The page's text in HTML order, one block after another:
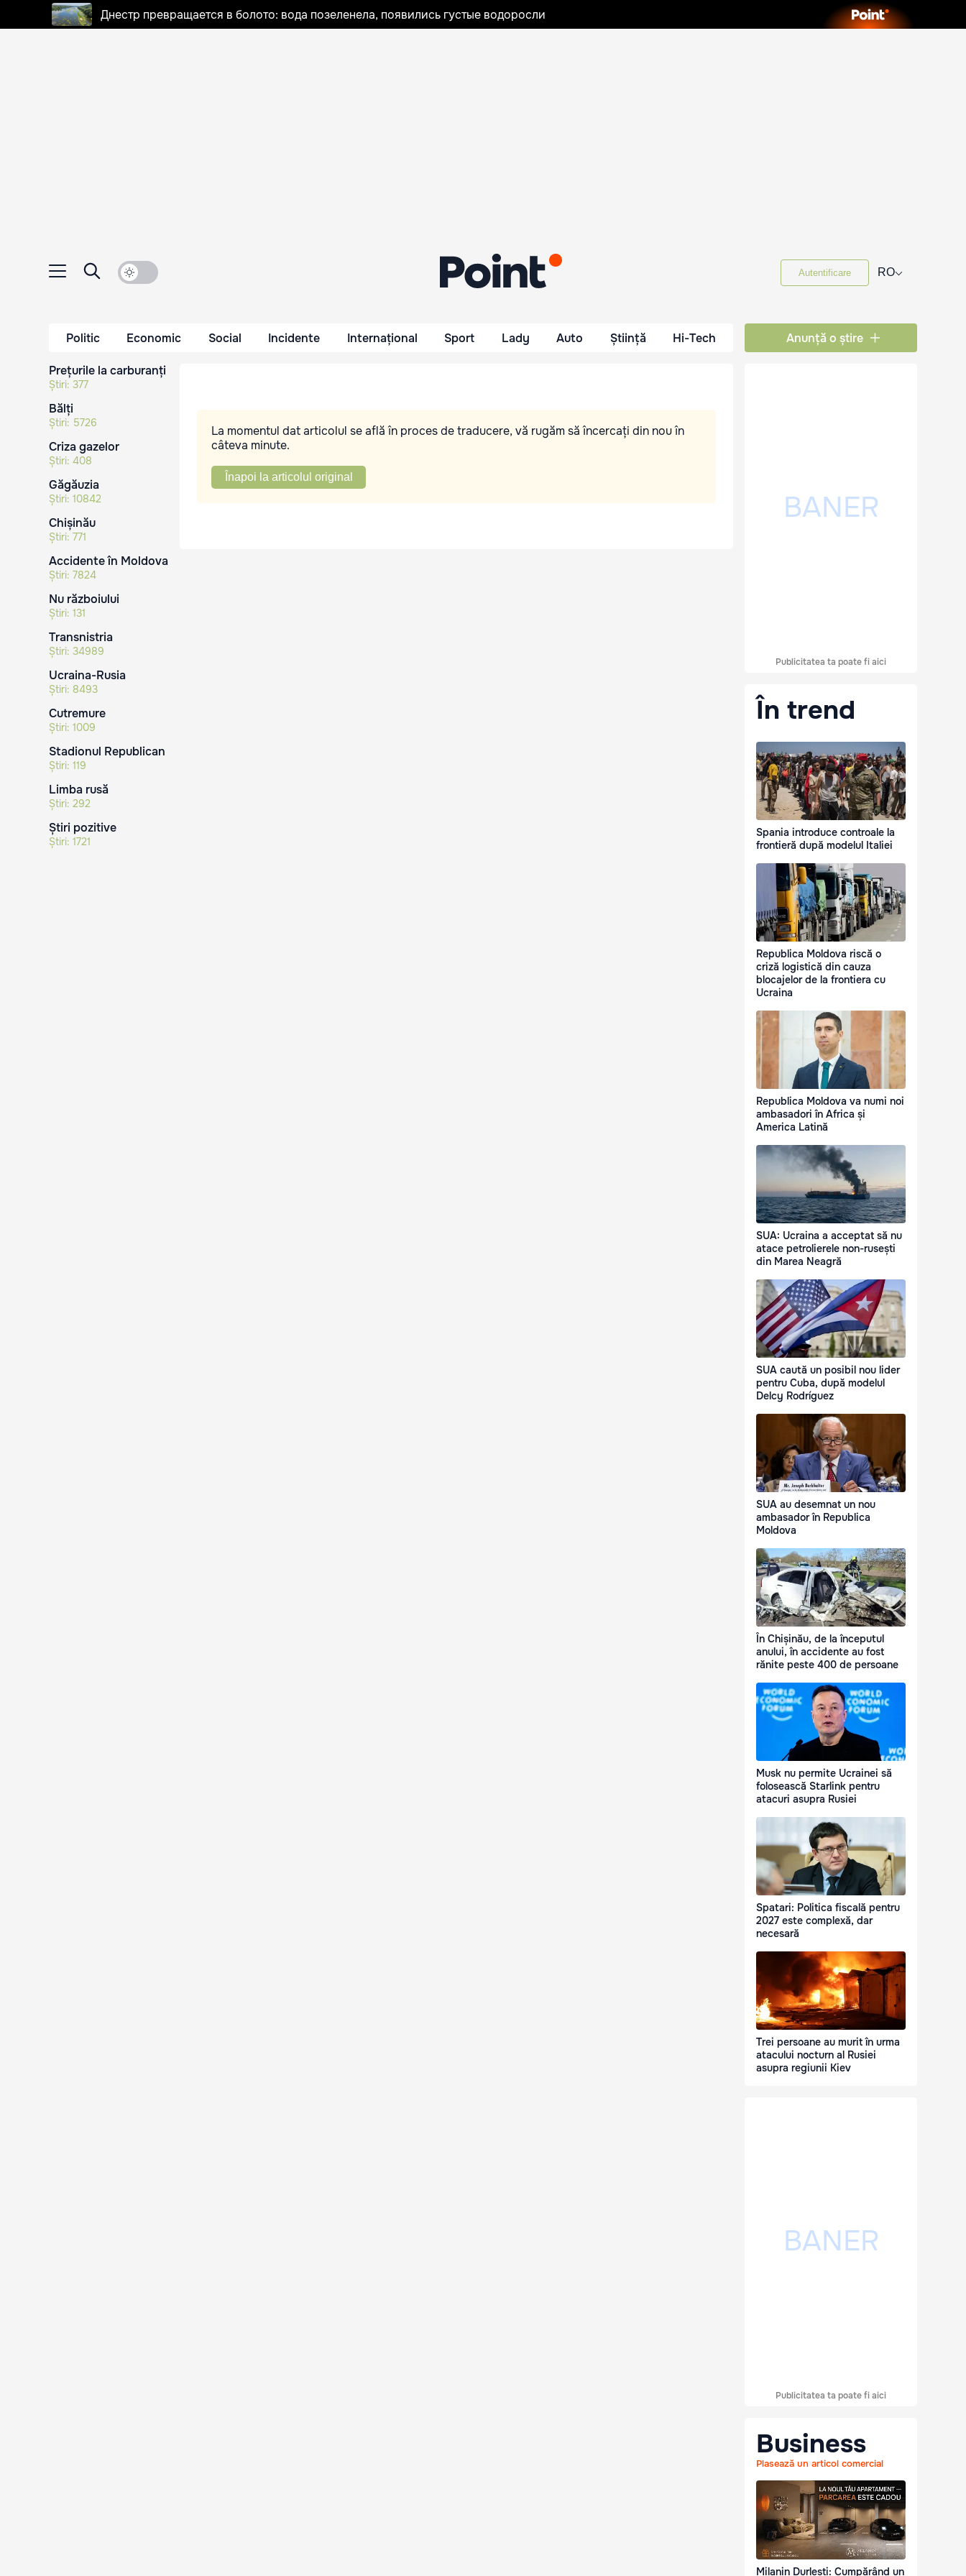
Днестр превращается в болото: вода позеленела, появились густые водоросли
Autentificare RO⌵
Politic Economic Social Incidente Internațional Sport Lady Auto Știință Hi-Tech Anunță o știre
Prețurile la carburanți
Știri: 377
Bălți
Știri: 5726
Criza gazelor
Știri: 408
Găgăuzia
Știri: 10842
Chișinău
Știri: 771
Accidente în Moldova
Știri: 7824
Nu războiului
Știri: 131
Transnistria
Știri: 34989
Ucraina-Rusia
Știri: 8493
Cutremure
Știri: 1009
Stadionul Republican
Știri: 119
Limba rusă
Știri: 292
Știri pozitive
Știri: 1721
La momentul dat articolul se află în proces de traducere, vă rugăm să încercați din nou în
câteva minute.
Înapoi la articolul original
Publicitatea ta poate fi aici
În trend
Spania introduce controale la
frontieră după modelul Italiei
Republica Moldova riscă o
criză logistică din cauza
blocajelor de la frontiera cu
Ucraina
Republica Moldova va numi noi
ambasadori în Africa și
America Latină
SUA: Ucraina a acceptat să nu
atace petrolierele non-rusești
din Marea Neagră
SUA caută un posibil nou lider
pentru Cuba, după modelul
Delcy Rodríguez
SUA au desemnat un nou
ambasador în Republica
Moldova
În Chișinău, de la începutul
anului, în accidente au fost
rănite peste 400 de persoane
Musk nu permite Ucrainei să
folosească Starlink pentru
atacuri asupra Rusiei
Spatari: Politica fiscală pentru
2027 este complexă, dar
necesară
Trei persoane au murit în urma
atacului nocturn al Rusiei
asupra regiunii Kiev
Publicitatea ta poate fi aici
Business
Plasează un articol comercial
Milanin Durlești: Cumpărând un